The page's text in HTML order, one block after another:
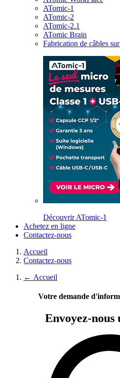
ATomic-1
ATomic-2
ATomic-2.1
ATomic Brain
Fabrication de câbles
Découvrir ATomic-1
Achetez en ligne
Contactez-nous
Accueil
Contactez-nous
← Accueil
Votre demande
Envoyez-nous